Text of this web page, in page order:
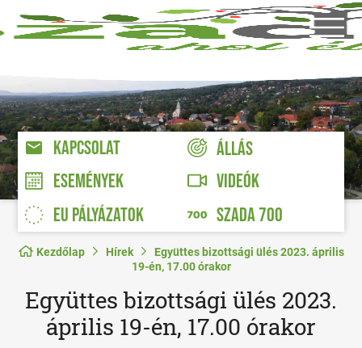
KAPCSOLAT
ÁLLÁS
ESEMÉNYEK
VIDEÓK
EU PÁLYÁZATOK
SZADA 700
Kezdőlap Hírek
Együttes bizottsági ülés 2023. április
19-én, 17.00 órakor
Együttes bizottsági ülés 2023.
április 19-én, 17.00 órakor